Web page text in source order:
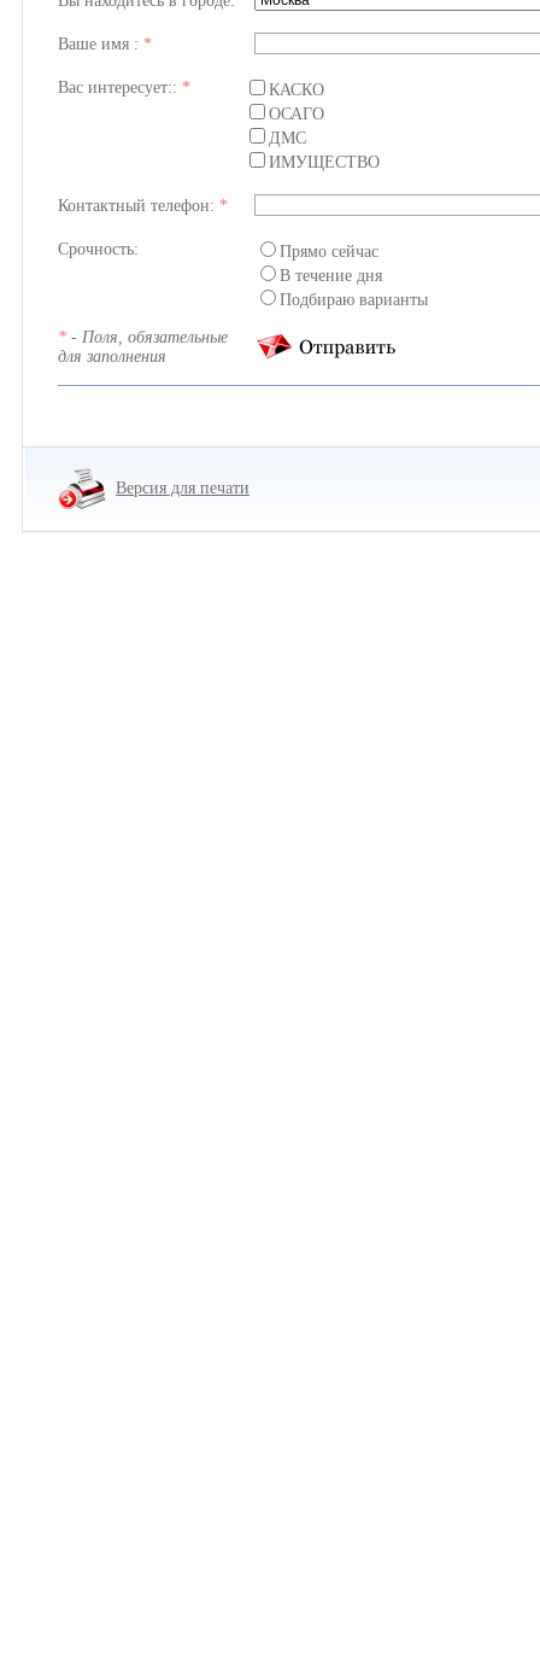
Ваше имя : *
Вас интересует:: *
КАСКО
ОСАГО
ДМС
ИМУЩЕСТВО
Контактный телефон: *
Срочность:
Прямо сейчас
В течение дня
Подбираю варианты
* - Поля, обязательные
для заполнения
Версия для печати